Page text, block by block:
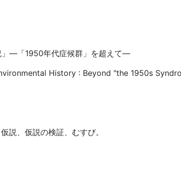
」―「1950年代症候群」を超えて―
History : Beyond "the 1950s
説、仮説の検証、むすび。